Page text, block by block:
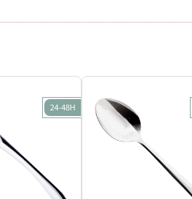
24-48H